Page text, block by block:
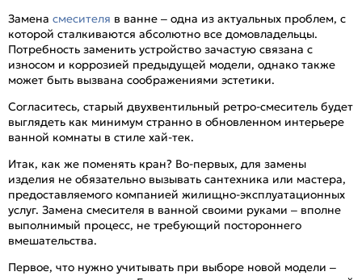
Замена смесителя в ванне – одна из актуальных проблем, с
которой сталкиваются абсолютно все домовладельцы.
Потребность заменить устройство зачастую связана с
износом и коррозией предыдущей модели, однако также
может быть вызвана соображениями эстетики.
Согласитесь, старый двухвентильный ретро-смеситель будет
выглядеть как минимум странно в обновленном интерьере
ванной комнаты в стиле хай-тек.
Итак, как же поменять кран? Во-первых, для замены
изделия не обязательно вызывать сантехника или мастера,
предоставляемого компанией жилищно-эксплуатационных
услуг. Замена смесителя в ванной своими руками – вполне
выполнимый процесс, не требующий постороннего
вмешательства.
Первое, что нужно учитывать при выборе новой модели –